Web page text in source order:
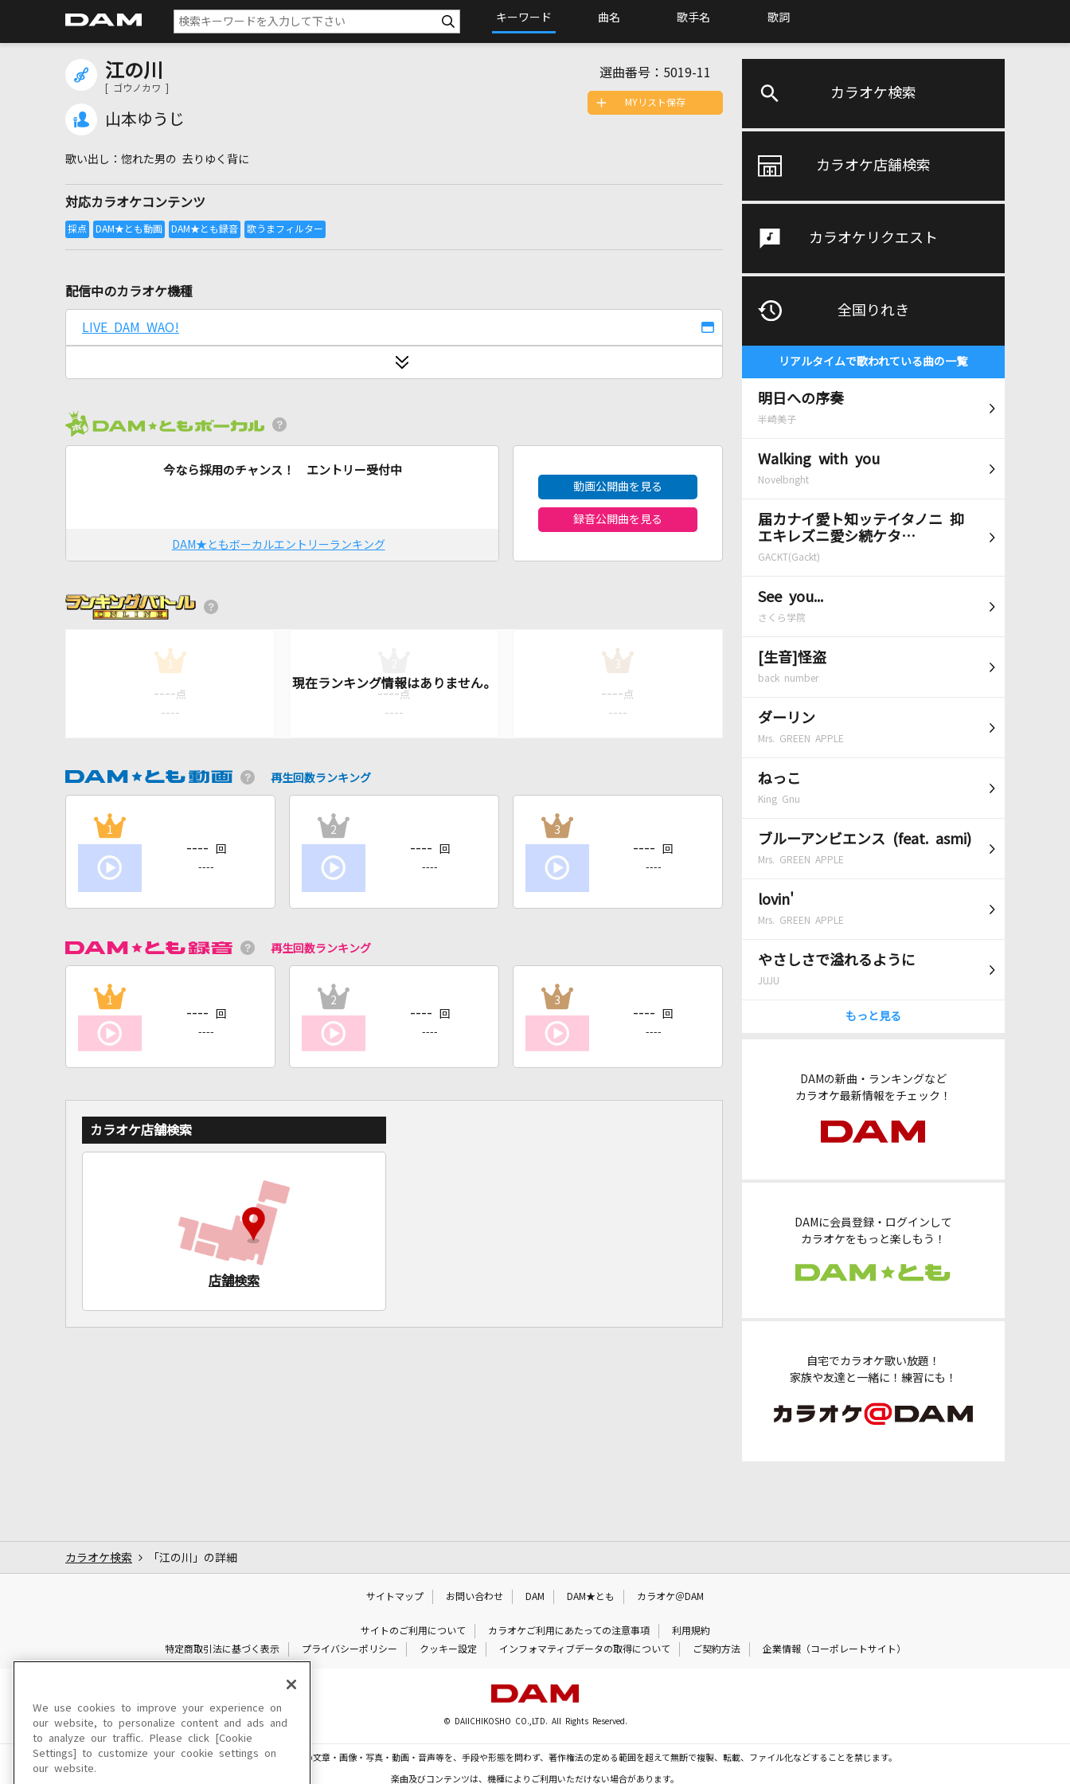
キーワード 曲名 歌手名 歌詞
カラオケ検索
カラオケ店舗検索
カラオケリクエスト
全国りれき
リアルタイムで歌われている曲の一覧
明日への序奏
半崎美子
Walking with you
Novelbright
届カナイ愛ト知ッテイタノニ 抑
エキレズニ愛シ続ケタ…
GACKT(Gackt)
See you...
さくら学院
[生音]怪盗
back number
ダーリン
Mrs. GREEN APPLE
ねっこ
King Gnu
ブルーアンビエンス (feat. asmi)
Mrs. GREEN APPLE
lovin'
Mrs. GREEN APPLE
やさしさで溢れるように
JUJU
もっと見る
DAMの新曲・ランキングなど
カラオケ最新情報をチェック！
DAMに会員登録・ログインして
カラオケをもっと楽しもう！
自宅でカラオケ歌い放題！
家族や友達と一緒に！練習にも！
江の川
[ ゴウノカワ ]
山本ゆうじ
選曲番号： 5019-11
惚れた男の 去りゆく背に
対応カラオケコンテンツ
MYリスト保存
配信中のカラオケ機種
LIVE DAM WAO!
今なら採用のチャンス！ エントリー受付中
DAM★ともボーカルエントリーランキング
動画公開曲を見る
録音公開曲を見る
1
---- 点
----
---- 点
----
3
---- 点
----
再生回数ランキング
1
---- 回
----
2
---- 回
----
3
---- 回
----
再生回数ランキング
1
---- 回
----
2
---- 回
----
3
---- 回
----
カラオケ店舗検索
店舗検索
カラオケ検索 「江の川」の詳細
サイトマップ お問い合わせ DAM DAM★とも カラオケ＠DAM
サイトのご利用について カラオケご利用にあたっての注意事項
利用規約
特定商取引法に基づく表示
プライバシーポリシー クッキー設定 インフォマティブデータの取得について ご契約方法 企業情報（コーポレートサイト）
© DAIICHIKOSHO CO.,LTD. All Rights Reserved.
このサイトに掲載されている一切の文章・画像・写真・動画・音声等を、手段や形態を問わず、著作権法の定める範囲を超えて無断で複製、転載、ファイル化などすることを禁じます。
楽曲及びコンテンツは、機種によりご利用いただけない場合があります。
We use cookies to improve your experience on
our website, to personalize content and ads and
to analyze our traffic. Please click [Cookie
Settings] to customize your cookie settings on
our website.